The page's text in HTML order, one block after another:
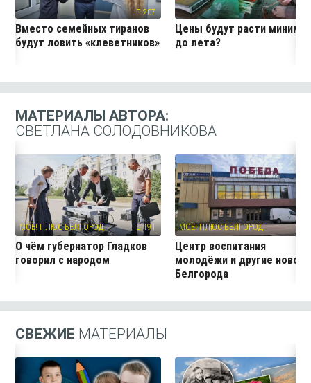
207
Вместо семейных тиранов
будут ловить «клеветников»
Цены будут расти
до лета?
МАТЕРИАЛЫ АВТОРА:
СВЕТЛАНА СОЛОДОВНИКОВА
МОЁ! ПЛЮС БЕЛГОРОД 191
О чём губернатор Гладков
говорил с народом
МОЁ! ПЛЮС БЕЛГОРОД
Центр воспитания
молодёжи и другие
Белгорода
СВЕЖИЕ МАТЕРИАЛЫ